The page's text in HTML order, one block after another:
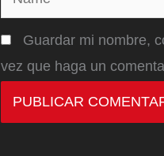
Guardar mi nombre,
vez que haga un